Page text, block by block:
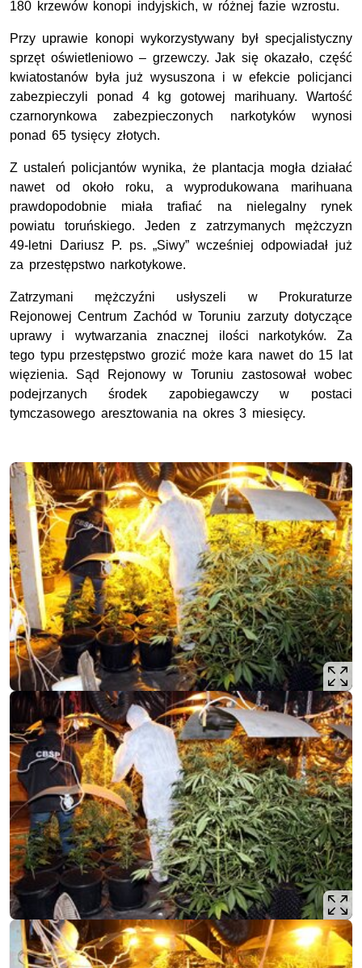
180 krzewów konopi indyjskich, w różnej fazie wzrostu.
Przy uprawie konopi wykorzystywany był specjalistyczny
sprzęt oświetleniowo – grzewczy. Jak się okazało, część
kwiatostanów była już wysuszona i w efekcie policjanci
zabezpieczyli ponad 4 kg gotowej marihuany. Wartość
czarnorynkowa zabezpieczonych narkotyków wynosi
ponad 65 tysięcy złotych.
Z ustaleń policjantów wynika, że plantacja mogła działać
nawet od około roku, a wyprodukowana marihuana
prawdopodobnie miała trafiać na nielegalny rynek
powiatu toruńskiego. Jeden z zatrzymanych mężczyzn
49-letni Dariusz P. ps. „Siwy” wcześniej odpowiadał już
za przestępstwo narkotykowe.
Zatrzymani mężczyźni usłyszeli w Prokuraturze
Rejonowej Centrum Zachód w Toruniu zarzuty dotyczące
uprawy i wytwarzania znacznej ilości narkotyków. Za
tego typu przestępstwo grozić może kara nawet do 15 lat
więzienia. Sąd Rejonowy w Toruniu zastosował wobec
podejrzanych środek zapobiegawczy w postaci
tymczasowego aresztowania na okres 3 miesięcy.